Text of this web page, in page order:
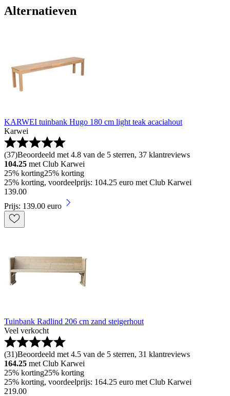
Alternatieven
KARWEI tuinbank Hugo 180 cm light teak acaciahout
Karwei
(37)Beoordeeld met 4.8 van de 5 sterren, 37 klantreviews
104.25 met Club Karwei
25% korting25% korting
25% korting, voordeelprijs: 104.25 euro met Club Karwei
139.00
Prijs: 139.00 euro
Tuinbank Radlind 206 cm zand steigerhout
Veel verkocht
(31)Beoordeeld met 4.5 van de 5 sterren, 31 klantreviews
164.25 met Club Karwei
25% korting25% korting
25% korting, voordeelprijs: 164.25 euro met Club Karwei
219.00